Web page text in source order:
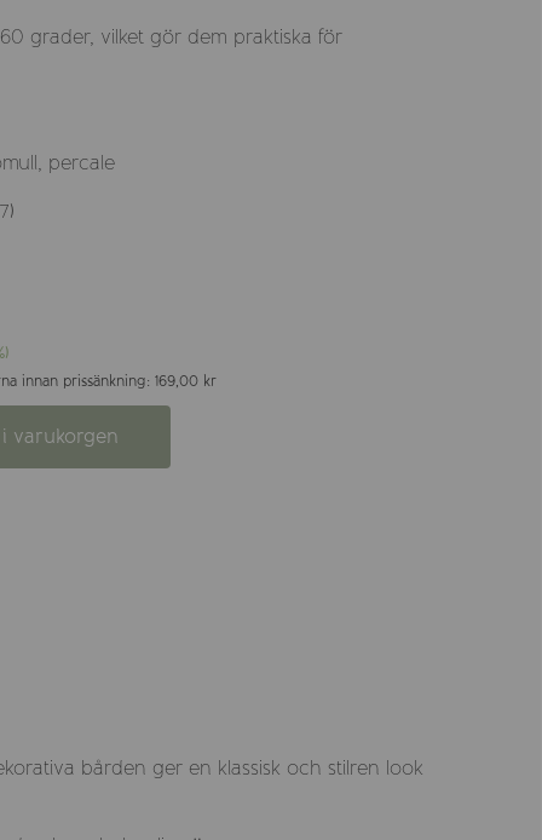
grader, vilket gör dem praktiska för
percale
innan prissänkning: 169,00 kr
varukorgen
bården ger en klassisk och stilren look